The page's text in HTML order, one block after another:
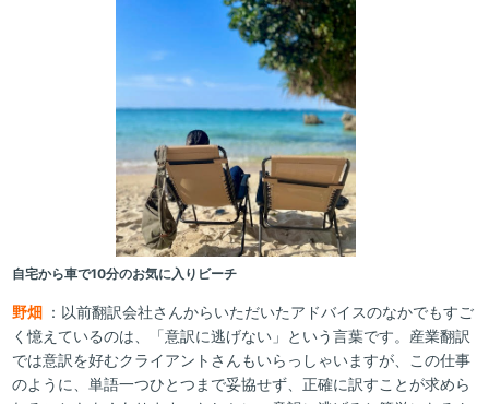
自宅から車で10分のお気に入りビーチ
野畑 ：以前翻訳会社さんからいただいたアドバイスのなかでもすご
く憶えているのは、「意訳に逃げない」という言葉です。産業翻訳
では意訳を好むクライアントさんもいらっしゃいますが、この仕事
のように、単語一つひとつまで妥協せず、正確に訳すことが求めら